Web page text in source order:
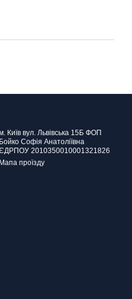
Київ вул. Львівська 15Б ФОП
Бойко Софія Анатоліївна
2010350010001321826
Мапа проїзду